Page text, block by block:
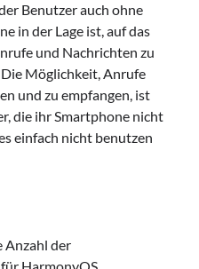
Benutzer auch ohne
in der Lage ist, auf das
und Nachrichten zu
Möglichkeit, Anrufe
und zu empfangen, ist
die ihr Smartphone nicht
einfach nicht benutzen
Anzahl der